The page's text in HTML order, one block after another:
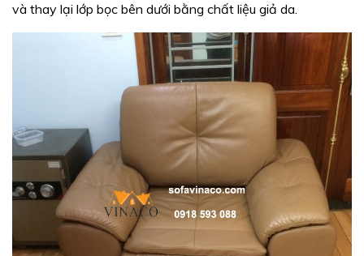
và thay lại lớp bọc bên dưới bằng chất liệu giả da.